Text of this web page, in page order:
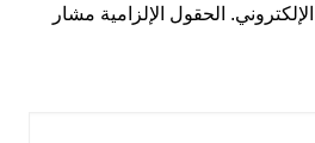
الحقول الإلزامية مشار